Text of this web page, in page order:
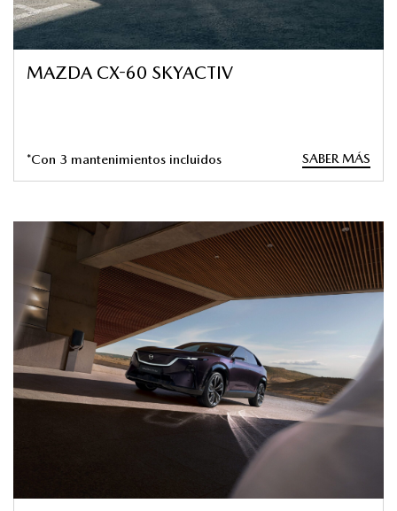
MAZDA CX-60 SKYACTIV
*Con 3 mantenimientos incluidos SABER MÁS